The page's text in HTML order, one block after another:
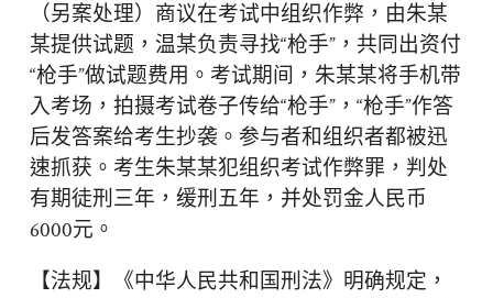
（另案处理）商议在考试中组织作弊，由朱某
某提供试题，温某负责寻找“枪手”，共同出资付
“枪手”做试题费用。考试期间，朱某某将手机带
入考场，拍摄考试卷子传给“枪手”，“枪手”作答
后发答案给考生抄袭。参与者和组织者都被迅
速抓获。考生朱某某犯组织考试作弊罪，判处
有期徒刑三年，缓刑五年，并处罚金人民币
6000元。
【法规】《中华人民共和国刑法》明确规定，